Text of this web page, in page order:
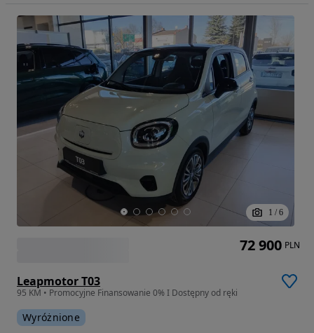
1 / 6
Leapmotor T03
95 KM • Promocyjne Finansowanie 0% I Dostępny od ręki
Wyróżnione
72 900 PLN